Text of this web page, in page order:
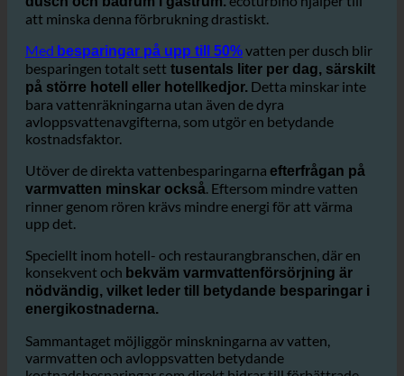
Hotell har en enorm vattenförbrukning
dusch och badrum i gästrum.ecoturbino hjälper till
att minska denna förbrukning drastiskt.
Medbesparingar på upp till 50%vatten per dusch blir
besparingen totalt setttusentals liter per dag, särskilt
på större hotell eller hotellkedjor. Detta minskar inte
bara vattenräkningarna utan även de dyra
avloppsvattenavgifterna, som utgör en betydande
kostnadsfaktor.
Utöver de direkta vattenbesparingarna efterfrågan på
varmvatten minskar också
rinner genom rören krävs mindre energi för att värma
upp det.
Speciellt inom hotell- och restaurangbranschen, där en
konsekvent ochbekväm varmvattenförsörjning är
nödvändig, vilket leder till betydande besparingar i
energikostnaderna.